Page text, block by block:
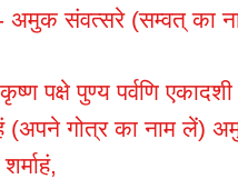
अमुक संवत्सरे (सम्वत् का
कृष्ण पक्षे पुण्य पर्वणि
(अपने गोत्र का नाम लें)